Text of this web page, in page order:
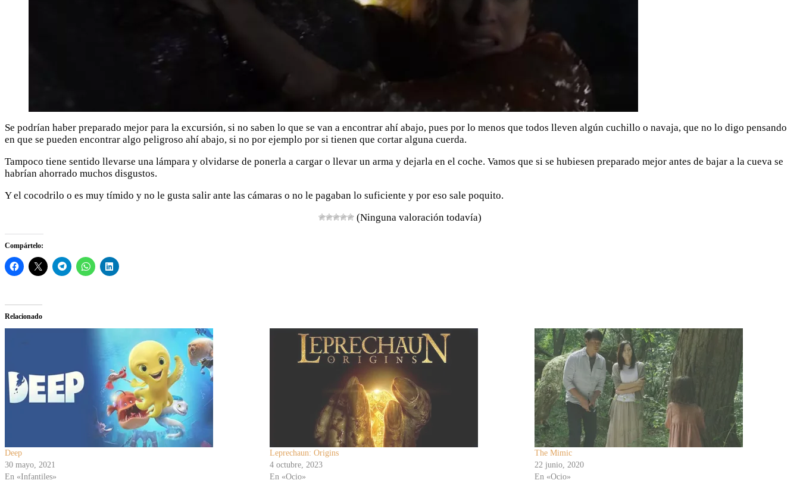
Se podrían haber preparado mejor para la excursión, si no saben lo que se van a encontrar ahí abajo, pues por lo menos que todos lleven algún cuchillo o navaja, que no lo digo pensando
en que se pueden encontrar algo peligroso ahí abajo, si no por ejemplo por si tienen que cortar alguna cuerda.
Tampoco tiene sentido llevarse una lámpara y olvidarse de ponerla a cargar o llevar un arma y dejarla en el coche. Vamos que si se hubiesen preparado mejor antes de bajar a la cueva se
habrían ahorrado muchos disgustos.
Y el cocodrilo o es muy tímido y no le gusta salir ante las cámaras o no le pagaban lo suficiente y por eso sale poquito.
(Ninguna valoración todavía)
Compártelo:
Relacionado
Deep
30 mayo, 2021
En «Infantiles»
Leprechaun: Origins
4 octubre, 2023
En «Ocio»
The Mimic
22 junio, 2020
En «Ocio»